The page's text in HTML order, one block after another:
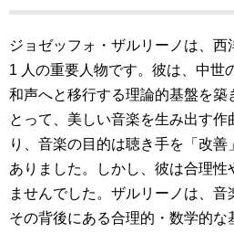
ジョゼッフォ・ザルリーノは、西
1 人の重要人物です。彼は、中世
和声へと移行する理論的基盤を築
とって、美しい音楽を生み出す作
り、音楽の目的は聴き手を「改善
ありました。しかし、彼は合理性
ませんでした。ザルリーノは、音
その背後にある合理的・数学的な